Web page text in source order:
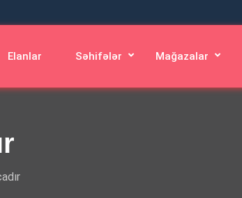
Elanlar Səhifələr Mağazalar